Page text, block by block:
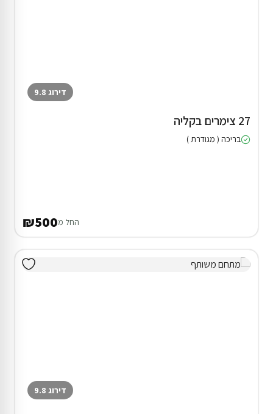
דירוג 9.8
27 צימרים בקליה
בריכה ( מגודרת )
החל מ₪500
דירוג 9.8